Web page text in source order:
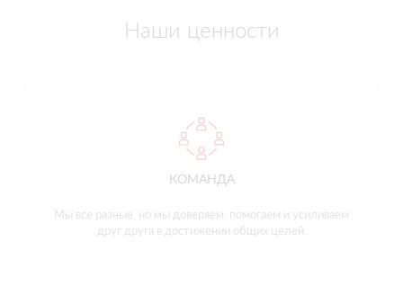
Наши ценности
КОМАНДА
Мы все разные, но мы доверяем, помогаем и усиливаем
друг друга в достижении общих целей.